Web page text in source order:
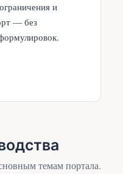
и
— без
темам портала.